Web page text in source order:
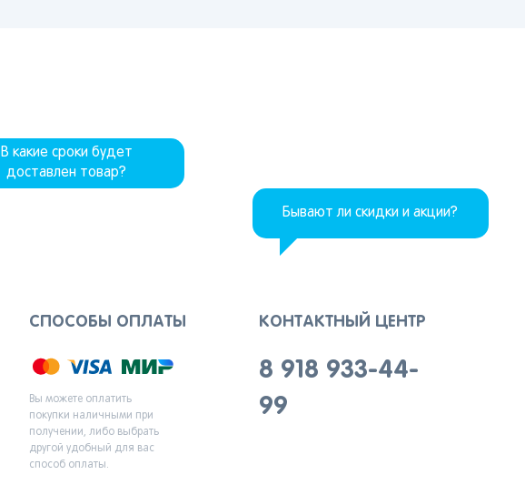
В какие сроки будет
доставлен товар?
Бывают ли скидки и акции?
СПОСОБЫ ОПЛАТЫ
Вы можете оплатить
покупки наличными при
получении, либо выбрать
другой удобный для вас
способ оплаты.
КОНТАКТНЫЙ ЦЕНТР
8 918 933-44-
99